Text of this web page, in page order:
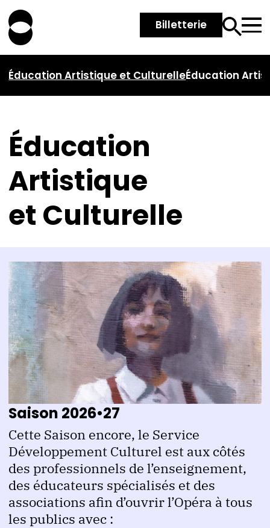
Billetterie
Éducation Artistique et CulturelleÉducation
Éducation
Artistique
et Culturelle
Saison 2026•27
Cette Saison encore, le Service
Développement Culturel est aux côtés
des professionnels de l’enseignement,
des éducateurs spécialisés et des
associations afin d’ouvrir l’Opéra à tous
les publics avec :